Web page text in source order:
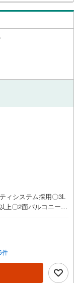
ご案内・詳細な資料
お問い合わせも常
合わせください。
ィシステム採用〇3L
上〇2面バルコニー〇
規フルリフォーム新
）・クロス・フロ
洗面化粧台・トイ
などセコムホーム
す。セキュリティ面
ルコニー、床暖房など
件